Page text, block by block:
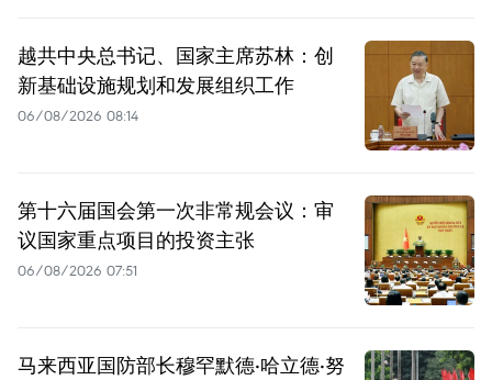
越共中央总书记、国家主席苏林：创
新基础设施规划和发展组织工作
06/08/2026 08:14
第十六届国会第一次非常规会议：审
议国家重点项目的投资主张
06/08/2026 07:51
马来西亚国防部长穆罕默德·哈立德·努